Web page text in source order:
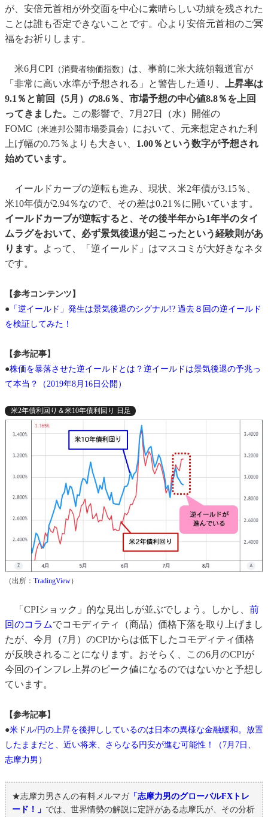
が、安倍元首相が外交面を中心に素晴らしい功績を残された
ことは誰も否定できないことです。心より安倍元首相のご冥
福をお祈りします。
米6月CPI （消費者物価指数） は、事前に米大統領報道官が
「非常に高い水準が予想される」と警告した通り、
上昇率は
9.1％と前回（5月）の8.6％、市場予想の中心値8.8％を上回
ってきました。
この影響で、7月27日（水）開催の
FOMC （米連邦公開市場委員会） において、元来想定された利
上げ幅の0.75％よりも大きい、 1.00％という数字が予想され
始めています。
イールドカーブの逆転も進み、現状、米2年債が3.15％、
米10年債が2.94％なので、その差は0.21％に開いています。
イールドカーブが逆転すると、その後半年から1年半のタイ
ムラグをおいて、必ず景気後退が起こったという経験則があ
ります。
よって、「逆イールド」はマスコミが大好きなネタ
です。
【参考コンテンツ】
● 「逆イールド」発生は景気後退のシグナル!? 過去８回の逆イールド
を検証してみた！
【参考記事】
●株価を暴落させた逆イールドとは？逆イールドは景気後退の予兆っ
て本当？（2019年8月16日公開）
米2年債利回り＆米10年債利回り 日足
（出所： TradingView）
「CPIショック」的な見出しが並ぶでしょう。しかし、 前
回のコラムでコモディティ（商品）価格下落を取り上げまし
たが、今月（7月）のCPIからは低下したコモディティ価格
が反映されることになります。おそらく、この6月のCPIが
今回のインフレ上昇のピーク値になるのではないかと予想し
ています。
【参考記事】
●米ドル/円の上昇を後押ししているのは日本の異様な金融緩和。放置
したままだと、近い将来、さらなる円安が進む可能性！（7月7日、
志摩力男）
★志摩力男さんの有料メルマガ「志摩力男のグローバルFXトレ
ード！」 では、世界情勢の解説に定評がある志摩氏が、その分析